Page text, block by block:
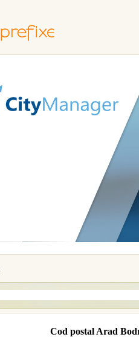
Cod postal Arad